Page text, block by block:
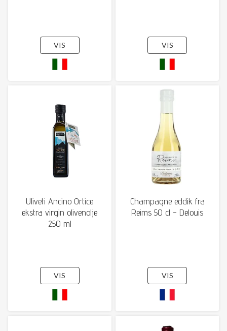
VIS VIS
Uliveti Ancino Ortice
ekstra virgin olivenolje
250 ml
VIS
Champagne eddik fra
Reims 50 cl - Delouis
VIS